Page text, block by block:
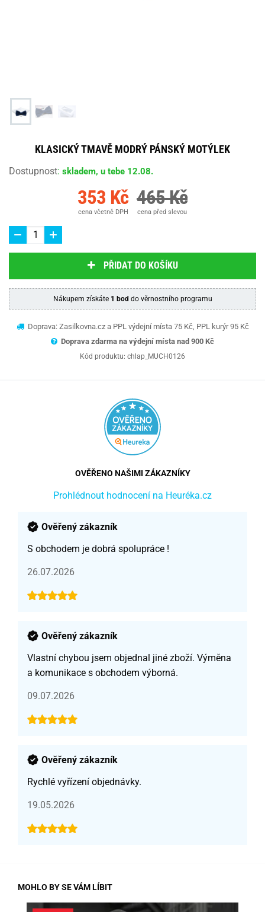
KLASICKÝ TMAVĚ MODRÝ PÁNSKÝ MOTÝLEK
Dostupnost: skladem, u tebe 12.08.
353 Kč
cena včetně DPH
465 Kč
cena před slevou
PŘIDAT DO KOŠÍKU
Nákupem získáte 1 bod do věrnostního programu
Doprava: Zasilkovna.cz a PPL výdejní místa 75 Kč, PPL kurýr 95 Kč
Doprava zdarma na výdejní místa nad 900 Kč
Kód produktu: chlap_MUCH0126
OVĚŘENO NAŠIMI ZÁKAZNÍKY
Prohlédnout hodnocení na Heuréka.cz
Ověřený zákazník
S obchodem je dobrá spolupráce !
26.07.2026
Ověřený zákazník
Vlastní chybou jsem objednal jiné zboží. Výměna
a komunikace s obchodem výborná.
09.07.2026
Ověřený zákazník
Rychlé vyřízení objednávky.
19.05.2026
MOHLO BY SE VÁM LÍBIT